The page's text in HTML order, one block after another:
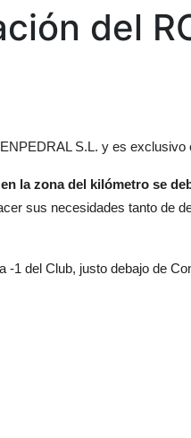
del
S.L. y es exclusivo
la zona del kilómetro se
sus necesidades tanto de
-1 del Club, justo debajo de